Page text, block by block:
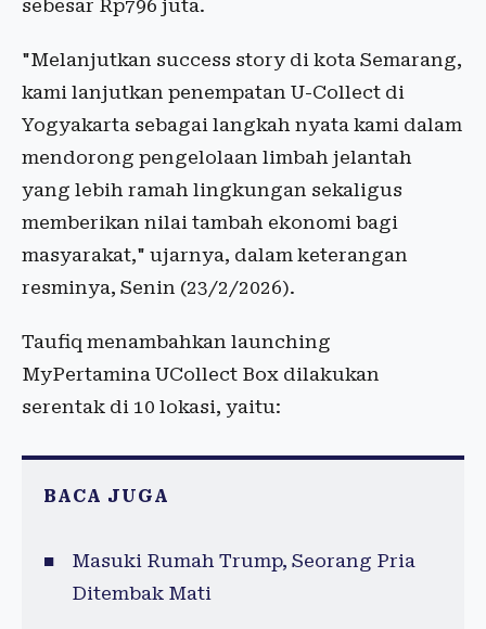
sebesar Rp796 juta.
"Melanjutkan success story di kota Semarang,
kami lanjutkan penempatan U-Collect di
Yogyakarta sebagai langkah nyata kami dalam
mendorong pengelolaan limbah jelantah
yang lebih ramah lingkungan sekaligus
memberikan nilai tambah ekonomi bagi
masyarakat," ujarnya, dalam keterangan
resminya, Senin (23/2/2026).
Taufiq menambahkan launching
MyPertamina UCollect Box dilakukan
serentak di 10 lokasi, yaitu:
BACA JUGA
Masuki Rumah Trump, Seorang Pria
Ditembak Mati